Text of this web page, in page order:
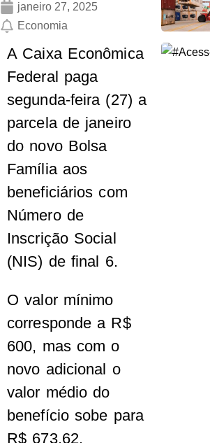
janeiro 27, 2025
Economia
A Caixa Econômica
Federal paga
segunda-feira (27) a
parcela de janeiro
do novo Bolsa
Família aos
beneficiários com
Número de
Inscrição Social
(NIS) de final 6.
O valor mínimo
corresponde a R$
600, mas com o
novo adicional o
valor médio do
benefício sobe para
R$ 673,62.